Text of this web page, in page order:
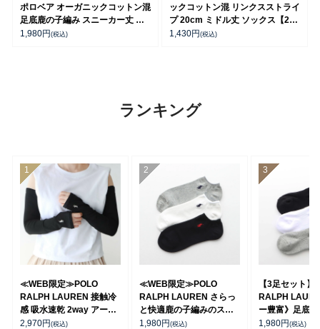
ポロベア オーガニックコットン混
足底鹿の子編み スニーカー丈 ソ
ックス【25-27cm】【27-
1,980円 (税込)
ックコットン混 リンクスストライ
プ 20cm ミドル丈 ソックス【25-
27cm】【27-29cm】 02012510
1,430円 (税込)
ランキング
≪WEB限定≫POLO
RALPH LAUREN 接触冷
感 吸水速乾 2way アーム
カバー ＆ レッグウォーマ
2,970円(税込)
≪WEB限定≫POLO
RALPH LAUREN さらっ
と快適鹿の子編みのスニ
ーカー丈ソックス 【3足
1,980円(税込)
【3足セット】
RALPH
ー豊富》足底
ポイントソッ
1,980円(税込)